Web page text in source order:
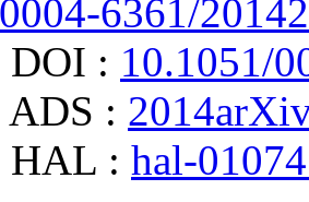
6361/
DOI : 10.1051/
ADS :
HAL : hal-